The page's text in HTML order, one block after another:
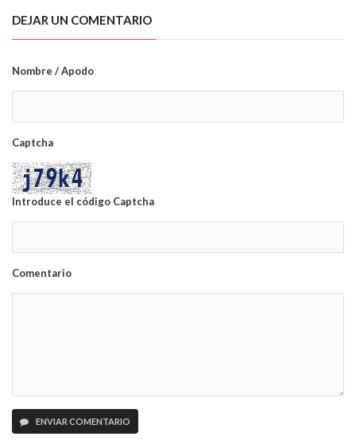
DEJAR UN COMENTARIO
Nombre / Apodo
Captcha
Introduce el código Captcha
Comentario
ENVIAR COMENTARIO